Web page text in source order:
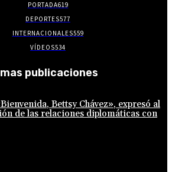
PORTADA619
DEPORTES577
INTERNACIONALES559
VÍDEOS534
publicaciones
Bettsy Chávez», expresó al
de las relaciones diplomáticas con